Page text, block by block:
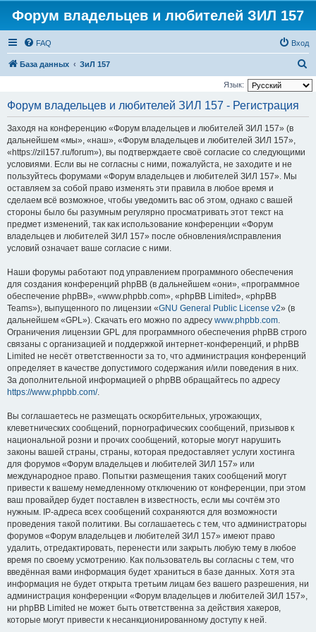
Форум владельцев и любителей ЗИЛ 157
FAQ Вход
База данных ЗиЛ 157
о
Язык:
Форум владельцев и любителей ЗИЛ 157 - Регистрация
Заходя на конференцию «Форум владельцев и любителей ЗИЛ 157» (в
дальнейшем «мы», «наш», «Форум владельцев и любителей ЗИЛ 157»,
«https://zil157.ru/forum»), вы подтверждаете своё согласие со следующими
условиями. Если вы не согласны с ними, пожалуйста, не заходите и не
пользуйтесь форумами «Форум владельцев и любителей ЗИЛ 157». Мы
оставляем за собой право изменять эти правила в любое время и
сделаем всё возможное, чтобы уведомить вас об этом, однако с вашей
стороны было бы разумным регулярно просматривать этот текст на
предмет изменений, так как использование конференции «Форум
владельцев и любителей ЗИЛ 157» после обновления/исправления
условий означает ваше согласие с ними.
Наши форумы работают под управлением программного обеспечения
для создания конференций phpBB (в дальнейшем «они», «программное
обеспечение phpBB», «www.phpbb.com», «phpBB Limited», «phpBB
Teams»), выпущенного по лицензии «GNU General Public License v2» (в
дальнейшем «GPL»). Скачать его можно по адресу www.phpbb.com.
Ограничения лицензии GPL для программного обеспечения phpBB строго
связаны с организацией и поддержкой интернет-конференций, и phpBB
Limited не несёт ответственности за то, что администрация конференций
определяет в качестве допустимого содержания и/или поведения в них.
За дополнительной информацией о phpBB обращайтесь по адресу
https://www.phpbb.com/.
Вы соглашаетесь не размещать оскорбительных, угрожающих,
клеветнических сообщений, порнографических сообщений, призывов к
национальной розни и прочих сообщений, которые могут нарушить
законы вашей страны, страны, которая предоставляет услуги хостинга
для форумов «Форум владельцев и любителей ЗИЛ 157» или
международное право. Попытки размещения таких сообщений могут
привести к вашему немедленному отключению от конференции, при этом
ваш провайдер будет поставлен в известность, если мы сочтём это
нужным. IP-адреса всех сообщений сохраняются для возможности
проведения такой политики. Вы соглашаетесь с тем, что администраторы
форумов «Форум владельцев и любителей ЗИЛ 157» имеют право
удалить, отредактировать, перенести или закрыть любую тему в любое
время по своему усмотрению. Как пользователь вы согласны с тем, что
введённая вами информация будет храниться в базе данных. Хотя эта
информация не будет открыта третьим лицам без вашего разрешения, ни
администрация конференции «Форум владельцев и любителей ЗИЛ 157»,
ни phpBB Limited не может быть ответственна за действия хакеров,
которые могут привести к несанкционированному доступу к ней.